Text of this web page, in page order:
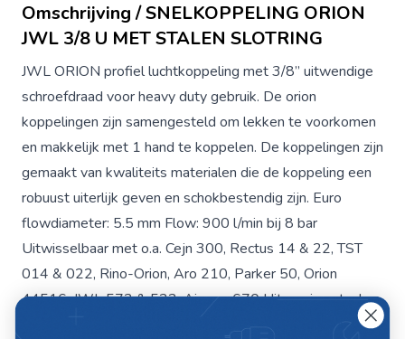
Omschrijving / SNELKOPPELING ORION
JWL 3/8 U MET STALEN SLOTRING
JWL ORION profiel luchtkoppeling met 3/8” uitwendige
schroefdraad voor heavy duty gebruik. De orion
koppelingen zijn samengesteld om lekken te voorkomen
en makkelijk met 1 hand te koppelen. De koppelingen zijn
gemaakt van kwaliteits materialen die de koppeling een
robuust uiterlijk geven en schokbestendig zijn. Euro
flowdiameter: 5.5 mm Flow: 900 l/min bij 8 bar
Uitwisselbaar met o.a. Cejn 300, Rectus 14 & 22, TST
014 & 022, Rino-Orion, Aro 210, Parker 50, Orion
44516, JWL 572 & 522, Aignep 670 Uitvoering staal